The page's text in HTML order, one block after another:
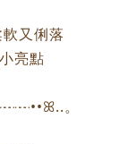
又俐落
亮點
。